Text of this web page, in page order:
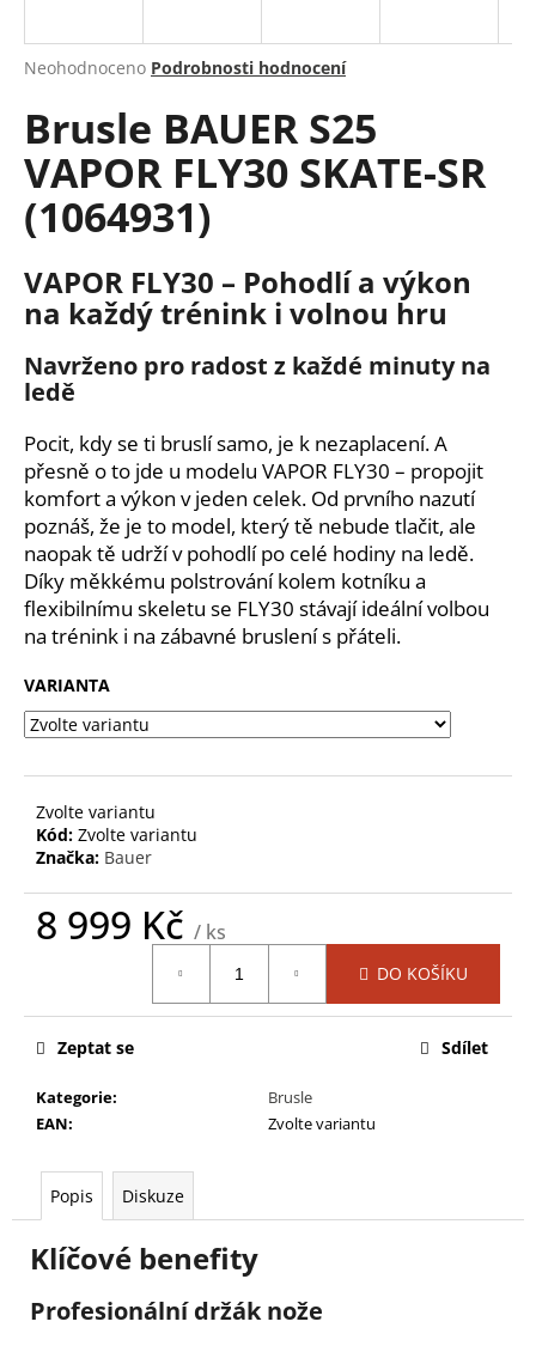
Průměrné
produktu
je
0,0
z
5
hvězdiček.
Neohodnoceno Podrobnosti hodnocení
Brusle BAUER S25
VAPOR FLY30 SKATE-SR
(1064931)
VAPOR FLY30 – Pohodlí a výkon
na každý trénink i volnou hru
Navrženo pro radost z každé minuty na
ledě
Pocit, kdy se ti bruslí samo, je k nezaplacení. A
přesně o to jde u modelu VAPOR FLY30 – propojit
komfort a výkon v jeden celek. Od prvního nazutí
poznáš, že je to model, který tě nebude tlačit, ale
naopak tě udrží v pohodlí po celé hodiny na ledě.
Díky měkkému polstrování kolem kotníku a
flexibilnímu skeletu se FLY30 stávají ideální volbou
na trénink i na zábavné bruslení s přáteli.
VARIANTA
Zvolte variantu
Kód: Zvolte variantu
Značka: Bauer
8 999 Kč / ks
DO KOŠÍKU
Kategorie:
Brusle
EAN: Zvolte variantu
Zeptat se Sdílet
Popis Diskuze
Klíčové benefity
Profesionální držák nože
j
t
?
HLEDAT
D
o
p
o
r
u
č
u
j
e
m
e
HŮL
S22
NEXUS
SYNC
GRIP
STK-
999
699
Kč